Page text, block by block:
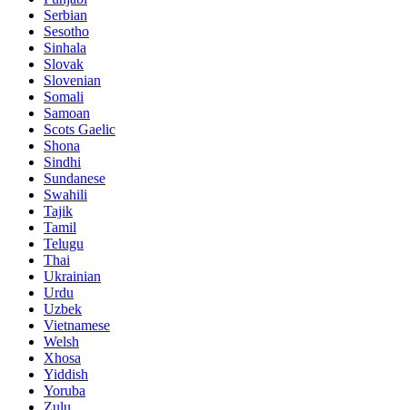
Serbian
Sesotho
Sinhala
Slovak
Slovenian
Somali
Samoan
Scots Gaelic
Shona
Sindhi
Sundanese
Swahili
Tajik
Tamil
Telugu
Thai
Ukrainian
Urdu
Uzbek
Vietnamese
Welsh
Xhosa
Yiddish
Yoruba
Zulu